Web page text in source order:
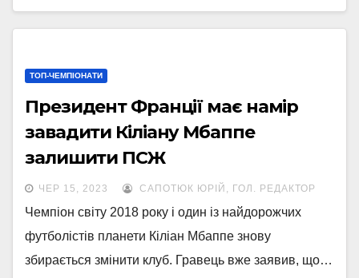
ТОП-ЧЕМПІОНАТИ
Президент Франції має намір
завадити Кіліану Мбаппе
залишити ПСЖ
ЧЕР 15, 2023 САПОТЮК ЮРІЙ, ГОЛ. РЕДАКТОР
Чемпіон світу 2018 року і один із найдорожчих
футболістів планети Кіліан Мбаппе знову
збирається змінити клуб. Гравець вже заявив, що…